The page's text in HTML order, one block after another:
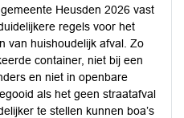
Heusden 2026 vast
regels voor het
van huishoudelijk afval. Zo
container, niet bij een
en niet in openbare
als het geen straatafval
te stellen kunnen boa’s